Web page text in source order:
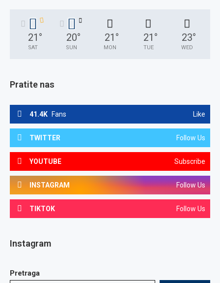
21 °
SAT
20°
SUN
21 °
MON
21 °
TUE
23°
WED
Pratite nas
41.4K Fans Like
TWITTER Follow Us
YOUTUBE Subscribe
INSTAGRAM Follow Us
TIKTOK Follow Us
Instagram
Pretraga